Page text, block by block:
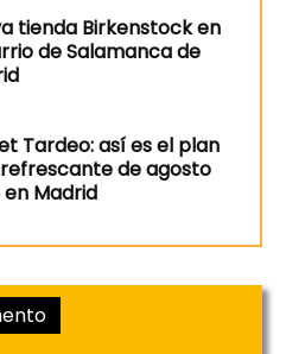
tienda Birkenstock en
de Salamanca de
Tardeo: así es el plan
de agosto
en Madrid